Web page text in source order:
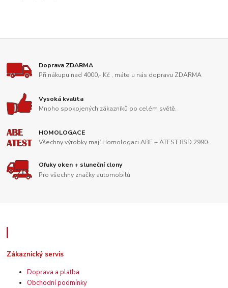
Doprava ZDARMA
Při nákupu nad 4000,- Kč , máte u nás dopravu ZDARMA
Vysoká kvalita
Mnoho spokojených zákazníků po celém světě.
HOMOLOGACE
Všechny výrobky mají Homologaci ABE + ATEST 8SD 2990.
Ofuky oken + sluneční clony
Pro všechny značky automobilů
Zákaznický servis
Doprava a platba
Obchodní podmínky